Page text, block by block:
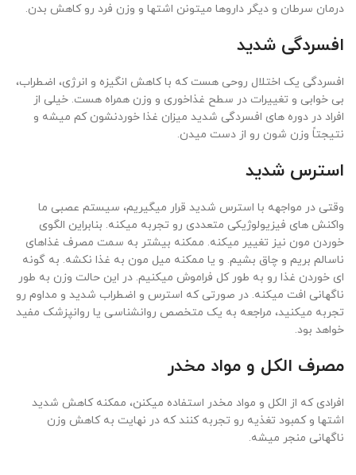
درمان سرطان و دیگر داروها میتونن اشتها و وزن فرد رو کاهش بدن.
افسردگی شدید
افسردگی یک اختلال روحی هست که با کاهش انگیزه و انرژی، اضطراب،
بی ‌خوابی و تغییرات در سطح غذاخوری و وزن همراه هست. خیلی از
افراد در دوره‌ های افسردگی شدید میزان غذا خوردنشون کم میشه و
نتیجتاً وزن شون رو از دست میدن.
استرس شدید
وقتی در مواجهه با استرس شدید قرار میگیریم، سیستم عصبی ما
واکنش ‌های فیزیولوژیکی متعددی رو تجربه میکنه. بنابراین الگوی
خوردن مون نیز تغییر میکنه. ممکنه بیشتر به سمت مصرف غذاهای
ناسالم بریم و چاق بشیم. و یا ممکنه میل مون به غذا نکشه. به گونه
ای خوردن غذا رو به طور کل فراموش میکنیم. در این حالت وزن به طور
ناگهانی افت میکنه. در صورتی که استرس و اضطراب شدید و مداوم رو
تجربه میکنید، مراجعه به یک متخصص روانشناسی یا روانپزشک مفید
خواهد بود.
مصرف الکل و مواد مخدر
افرادی که از الکل و مواد مخدر استفاده میکنن، ممکنه کاهش شدید
اشتها و کمبود تغذیه رو تجربه کنند که در نهایت به کاهش وزن
ناگهانی منجر میشه.